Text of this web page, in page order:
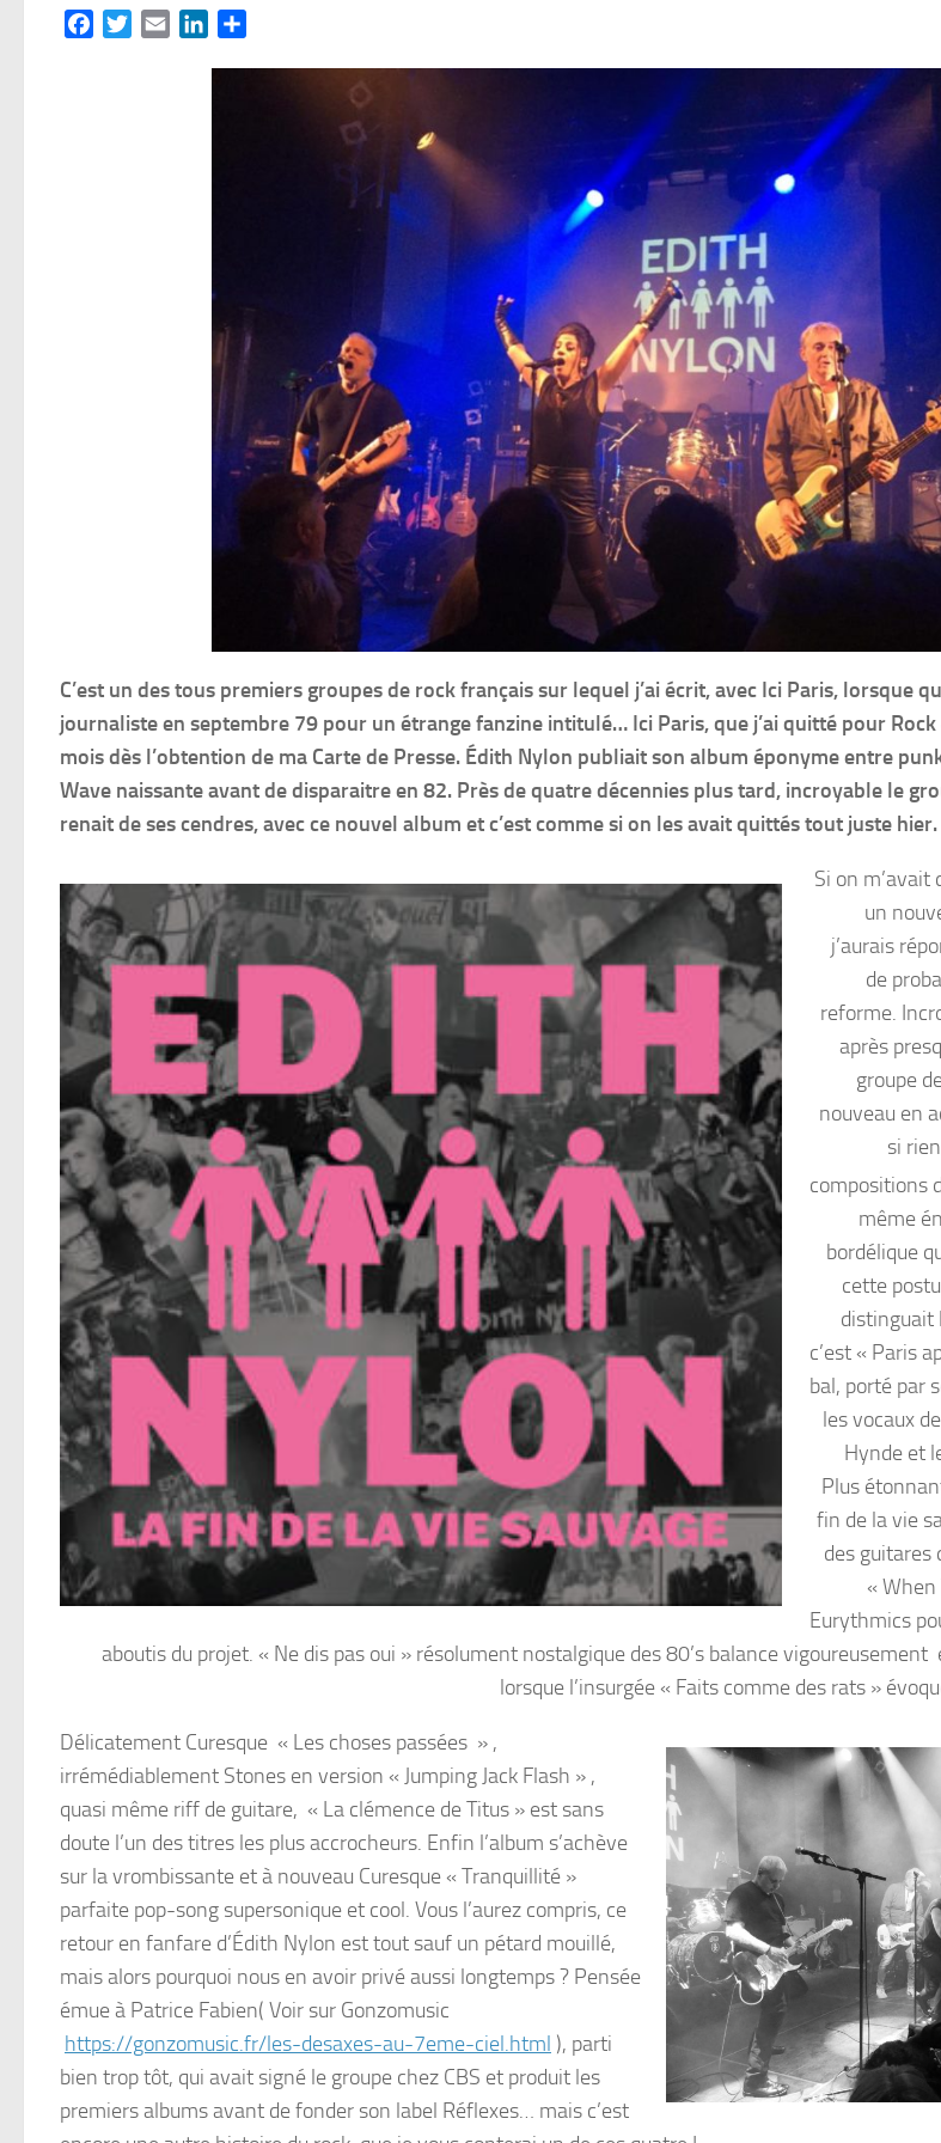
FacebookTwitterEmail LinkedIn
C’est un des tous premiers groupes de rock français sur lequel j’ai écrit, avec Ici Paris, lorsque
journaliste en septembre 79 pour un étrange fanzine intitulé… Ici Paris, que j’ai quitté pour
mois dès l’obtention de ma Carte de Presse. Édith Nylon publiait son album éponyme entre
Wave naissante avant de disparaitre en 82. Près de quatre décennies plus tard, incroyable le
renait de ses cendres, avec ce nouvel album et c’est comme si on les avait quittés tout juste hier.
Si on m’avait
un
j’aurais
de
reforme.
après
groupe
nouveau en
si
compositions
même
bordélique
cette
distinguait
c’est « Paris
bal, porté par
les vocaux
Hynde et
Plus
fin de la vie
des guitares
« When
Eurythmics
aboutis du projet. « Ne dis pas oui » résolument nostalgique des 80’s balance vigoureusement
lorsque l’insurgée « Faits comme des rats »
Délicatement Curesque « Les choses passées » ,
irrémédiablement Stones en version « Jumping Jack Flash » ,
quasi même riff de guitare, « La clémence de Titus » est sans
doute l’un des titres les plus accrocheurs. Enfin l’album s’achève
sur la vrombissante et à nouveau Curesque « Tranquillité »
parfaite pop-song supersonique et cool. Vous l’aurez compris, ce
retour en fanfare d’Édith Nylon est tout sauf un pétard mouillé,
mais alors pourquoi nous en avoir privé aussi longtemps ? Pensée
émue à Patrice Fabien( Voir sur Gonzomusic
https://gonzomusic.fr/les-desaxes-au-7eme-ciel.html ), parti
bien trop tôt, qui avait signé le groupe chez CBS et produit les
premiers albums avant de fonder son label Réflexes… mais c’est